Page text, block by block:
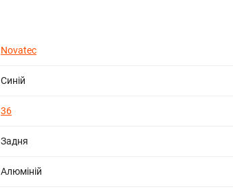
Novatec
Синій
36
Задня
Алюміній